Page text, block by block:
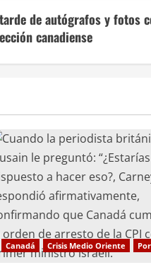
de autógrafos y fotos
canadiense
Canadá Crisis Medio Oriente